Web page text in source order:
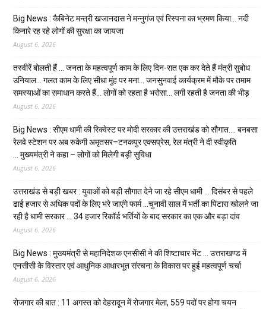
Big News : कैबिनेट मन्त्री खजानदास ने मन्नुगंज एवं रिस्पना का भ्रमण किया… नदी
किनारे रह रहे लोगों की सुरक्षा का जायजा
August 6, 2026
तस्वीरें बोलती हैं … जनता के महत्वपूर्ण काम के लिए दिन-रात एक कर देते हैं मंत्री सुबोध
उनियाल… गलत काम के लिए सीधा मुंह पर मना… जनसुनवाई कार्यक्रम में मौके पर तमाम
समस्याओं का समाधान करते हैं… लोगों को रहता है भरोसा… लगी रहती है जनता की भीड़
August 6, 2026
Big News : सीएम धामी की रिक्वेस्ट पर मोदी सरकार की उत्तराखंड को सौगात…. बनबसा
रेलवे स्टेशन पर अब रुकेगी अमृतसर–टनकपुर एक्सप्रेस, रेल मंत्री ने दी स्वीकृति
… मुख्यमंत्री ने कहा – लोगों को मिलेगी बड़ी सुविधा
August 6, 2026
उत्तराखंड से बड़ी खबर : युवाओं को बड़ी सौगात देने जा रहे सीएम धामी … दिसंबर से पहले
ढाई हजार से अधिक पदों के लिए भरे जाएंगे फार्म …चुनावी साल में भर्ती का पिटारा खोलने जा
रही है धामी सरकार … 34 हजार रिकॉर्ड भर्तियों के बाद सरकार का एक और बड़ा दांव
August 6, 2026
Big News : मुख्यमंत्री से महानिदेशक एनसीसी ने की शिष्टाचार भेंट … उत्तराखण्ड में
एनसीसी के विस्तार एवं आधुनिक आधारभूत संरचना के विकास पर हुई महत्वपूर्ण चर्चा
August 6, 2026
रोजगार की बात : 11 अगस्त को देहरादून में रोजगार मेला, 559 पदों पर होगा चयन